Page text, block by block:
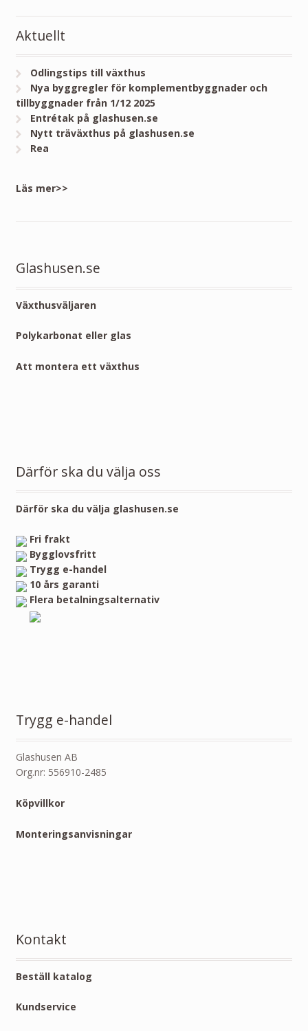
Aktuellt
Odlingstips till växthus
Nya byggregler för komplementbyggnader och
tillbyggnader från 1/12 2025
Entrétak på glashusen.se
Nytt träväxthus på glashusen.se
Rea
Läs mer>>
Glashusen.se
Växthusväljaren
Polykarbonat eller glas
Att montera ett växthus
Därför ska du välja oss
Därför ska du välja glashusen.se
Fri frakt
Bygglovsfritt
Trygg e-handel
10 års garanti
Flera betalningsalternativ
Trygg e-handel
Glashusen AB
Org.nr: 556910-2485
Köpvillkor
Monteringsanvisningar
Kontakt
Beställ katalog
Kundservice